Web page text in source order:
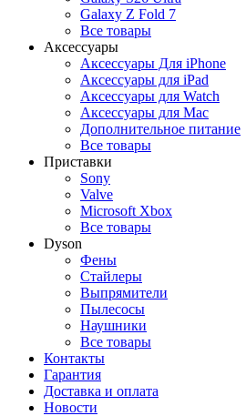
Galaxy Z Fold 7
Все товары
Аксессуары
Аксессуары Для iPhone
Аксессуары для iPad
Аксессуары для Watch
Аксессуары для Mac
Дополнительное питание
Все товары
Приставки
Sony
Valve
Microsoft Xbox
Все товары
Dyson
Фены
Стайлеры
Выпрямители
Пылесосы
Наушники
Все товары
Контакты
Гарантия
Доставка и оплата
Новости